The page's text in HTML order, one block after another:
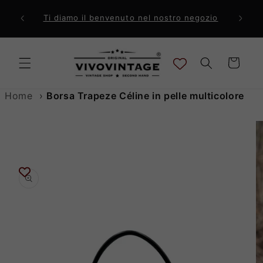
direttamente
ai contenuti
a 99€ Ti diamo il benvenuto nel nostro negozio
Carrello
Home › Borsa Trapeze Céline in pelle multicolore